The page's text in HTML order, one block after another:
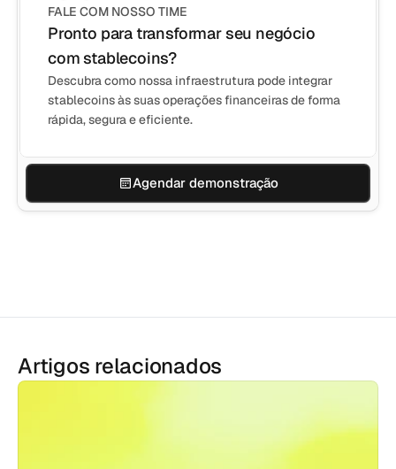
FALE COM NOSSO TIME
Pronto para transformar seu negócio
com stablecoins?
Descubra como nossa infraestrutura pode integrar
stablecoins às suas operações financeiras de forma
rápida, segura e eficiente.
Agendar demonstração
Artigos relacionados